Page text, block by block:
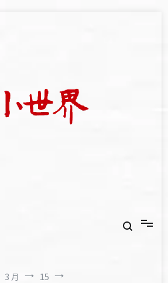
3 月
15